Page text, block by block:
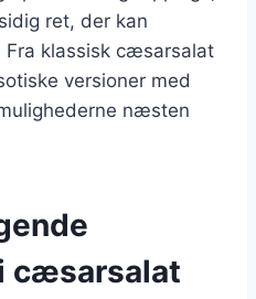
ret, der kan
Fra klassisk cæsarsalat
versioner med
næsten
cæsarsalat